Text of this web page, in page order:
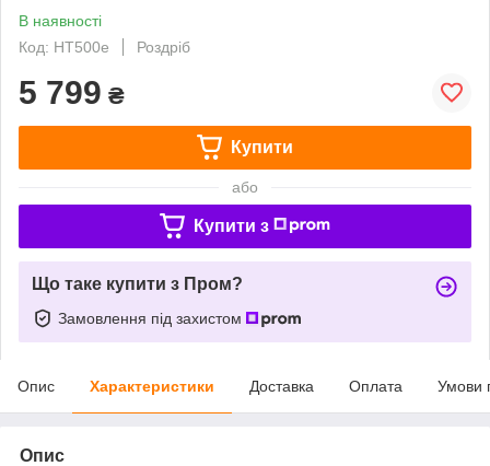
В наявності
Код: HT500e
Роздріб
5 799 ₴
Купити
або
Купити з
Що таке купити з Пром?
Замовлення під захистом
Опис Характеристики Доставка Оплата Умови
Опис